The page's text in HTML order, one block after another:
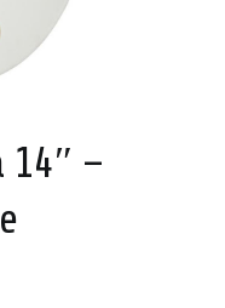
14″ –